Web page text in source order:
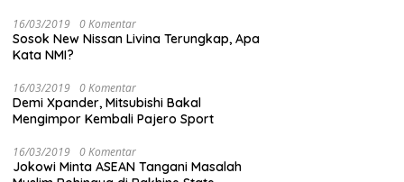
16/03/2019 0 Komentar
Sosok New Nissan Livina Terungkap, Apa
Kata NMI?
16/03/2019 0 Komentar
Demi Xpander, Mitsubishi Bakal
Mengimpor Kembali Pajero Sport
16/03/2019 0 Komentar
Jokowi Minta ASEAN Tangani Masalah